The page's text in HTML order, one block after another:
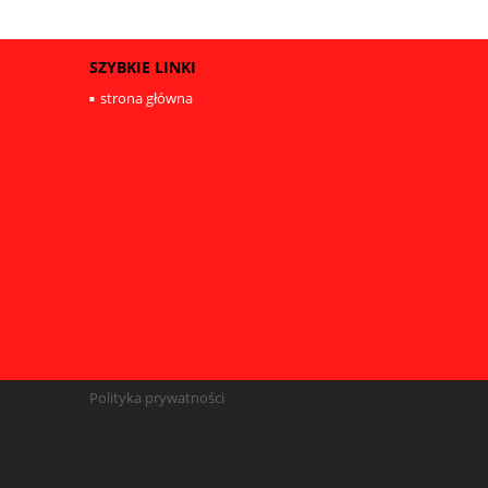
SZYBKIE LINKI
strona główna
Polityka prywatności